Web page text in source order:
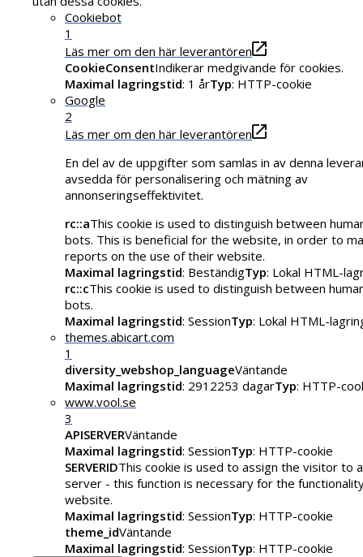
Cookiebot
1
Läs mer om den här leverantören
CookieConsentIndikerar medgivande för cookies.
Maximal lagringstid: 1 årTyp: HTTP-cookie
Google
2
Läs mer om den här leverantören
En del av de uppgifter som samlas in av denna
avsedda för personalisering och mätning av
annonseringseffektivitet.
rc::aThis cookie is used to distinguish between
bots. This is beneficial for the website, in order to
reports on the use of their website.
Maximal lagringstid: BeständigTyp: Lokal HTML-
rc::cThis cookie is used to distinguish between
bots.
Maximal lagringstid: SessionTyp: Lokal HTML-
themes.abicart.com
1
diversity_webshop_languageVäntande
Maximal lagringstid: 2912253 dagarTyp: HTTP-
www.vool.se
3
APISERVERVäntande
Maximal lagringstid: SessionTyp: HTTP-cookie
SERVERIDThis cookie is used to assign the visitor to
server - this function is necessary for the
website.
Maximal lagringstid: SessionTyp: HTTP-cookie
theme_idVäntande
Maximal lagringstid: SessionTyp: HTTP-cookie